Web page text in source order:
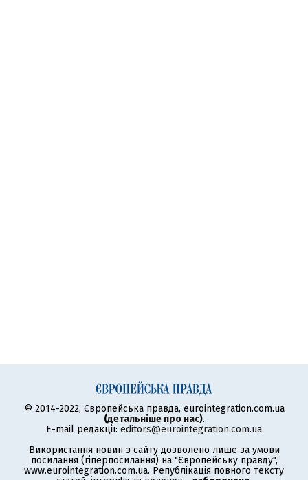
© 2014-2022, Європейська правда, eurointegration.com.ua
(детальніше про нас).
E-mail редакції: editors@eurointegration.com.ua
Використання новин з сайту дозволено лише за умови
посилання (гіперпосилання) на "Європейську правду",
www.eurointegration.com.ua. Републікація повного тексту